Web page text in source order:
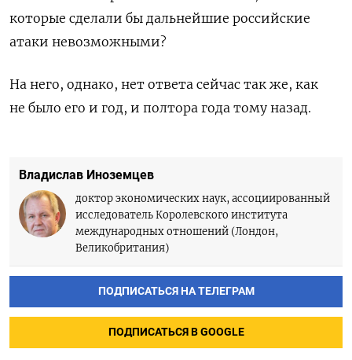
которые сделали бы дальнейшие российские
атаки невозможными?
На него, однако, нет ответа сейчас так же, как
не было его и год, и полтора года тому назад.
Владислав Иноземцев
доктор экономических наук, ассоциированный
исследователь Королевского института
международных отношений (Лондон,
Великобритания)
ПОДПИСАТЬСЯ НА ТЕЛЕГРАМ
ПОДПИСАТЬСЯ В GOOGLE